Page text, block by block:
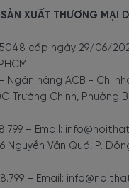
XUẤT THƯƠNG MẠI
cấp ngày 29/06/
- Ngân hàng ACB - Chi
Trường Chinh, Phường
– Email:
Nguyễn Văn Quá, P.
– Email: